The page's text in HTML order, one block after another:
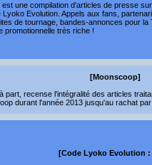
une compilation d'articles de presse
Lyoko Evolution. Appels aux fans,
de tournage, bandes-annonces pour la
promotionnelle très riche !
[Moonscoop]
part, recense l'intégralité des articles
durant l'année 2013 jusqu'au rachat par
[Code Lyoko Evolution :